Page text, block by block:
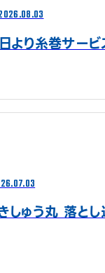
より糸巻サー
きしゅう丸 落と